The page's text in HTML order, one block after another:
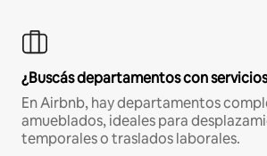
¿Buscás departamentos con
En Airbnb, hay departamentos
amueblados, ideales para
temporales o traslados laborales.